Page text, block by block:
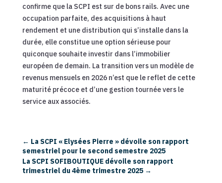
confirme que la SCPI est sur de bons rails. Avec une
occupation parfaite, des acquisitions à haut
rendement et une distribution qui s’installe dans la
durée, elle constitue une option sérieuse pour
quiconque souhaite investir dans l’immobilier
européen de demain. La transition vers un modèle de
revenus mensuels en 2026 n’est que le reflet de cette
maturité précoce et d’une gestion tournée vers le
service aux associés.
← La SCPI « Elysées Pierre » dévoile son rapport
semestriel pour le second semestre 2025
La SCPI SOFIBOUTIQUE dévoile son rapport
trimestriel du 4ème trimestre 2025→